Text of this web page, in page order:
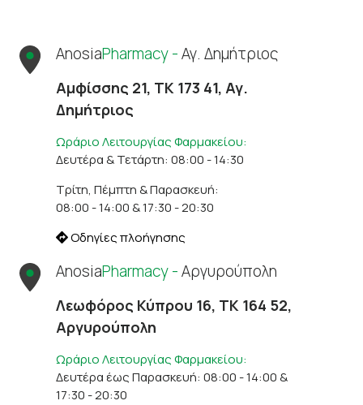
AnosiaPharmacy -Αγ. Δημήτριος
Αμφίσσης 21, ΤΚ 173 41, Αγ.
Δημήτριος
Ωράριο Λειτουργίας Φαρμακείου:
Δευτέρα & Τετάρτη: 08:00 - 14:30
Τρίτη, Πέμπτη & Παρασκευή:
08:00 - 14:00 & 17:30 - 20:30
Οδηγίες πλοήγησης
AnosiaPharmacy -Αργυρούπολη
Λεωφόρος Κύπρου 16, ΤΚ 164 52,
Αργυρούπολη
Ωράριο Λειτουργίας Φαρμακείου:
Δευτέρα έως Παρασκευή: 08:00 - 14:00 &
17:30 - 20:30